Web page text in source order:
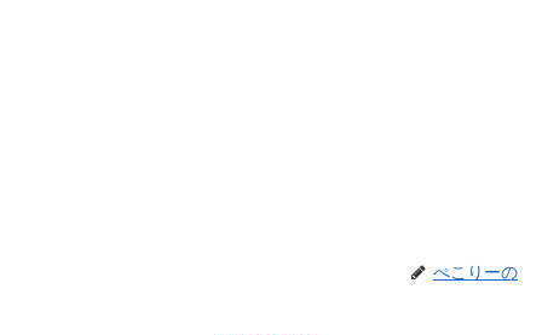
ぺこりーの